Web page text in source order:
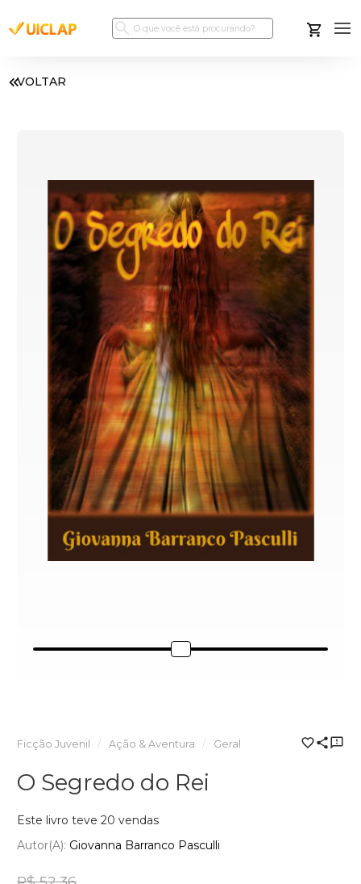
VOLTAR
Ficção Juvenil Ação & Aventura Geral
O Segredo do Rei
Este livro teve 20 vendas
Autor(a): Giovanna Barranco Pasculli